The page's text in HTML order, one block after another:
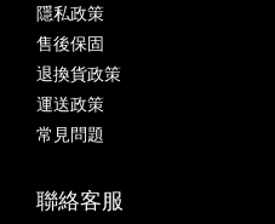
隱私政策
售後保固
退換貨政策
運送政策
常見問題
聯絡客服